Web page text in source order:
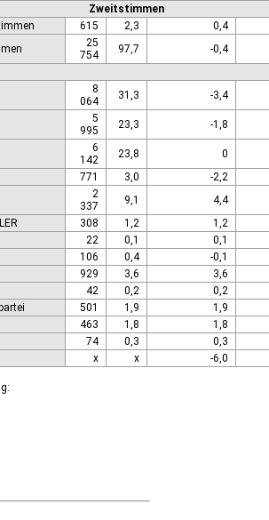
Zweitstimmen
615 2,3
0,4
25
754
97,7
-0,4
8
064
31,3 -3,4
5
995
23,3 -1,8
6
142
23,8
0
771 3,0
-2,2
2
337
9,1
4,4
308 1,2
1,2
22 0,1
0,1
106 0,4
-0,1
929 3,6
3,6
42 0,2
0,2
501 1,9
1,9
463 1,8
1,8
74 0,3
0,3
x x -6,0